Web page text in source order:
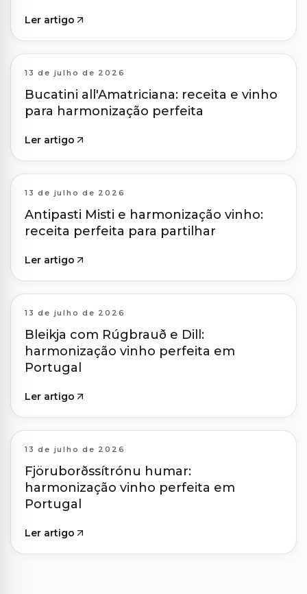
Ler artigo
13 de julho de 2026
Bucatini all'Amatriciana: receita e vinho
para harmonização perfeita
Ler artigo
13 de julho de 2026
Antipasti Misti e harmonização vinho:
receita perfeita para partilhar
Ler artigo
13 de julho de 2026
Bleikja com Rúgbrauð e Dill:
harmonização vinho perfeita em
Portugal
Ler artigo
13 de julho de 2026
Fjöruborðssítrónu humar:
harmonização vinho perfeita em
Portugal
Ler artigo